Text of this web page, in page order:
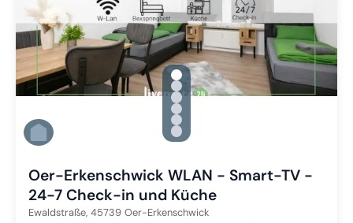
gallery.slide_selector
Zu Slide 1 wechseln
Zu Slide 2 wechseln
Zu Slide 3 wechseln
Zu Slide 4 wechseln
Zu Slide 5 wechseln
Zu Slide 6 wechseln
Oer-Erkenschwick WLAN - Smart-TV -
24-7 Check-in und Küche
Ewaldstraße, 45739 Oer-Erkenschwick